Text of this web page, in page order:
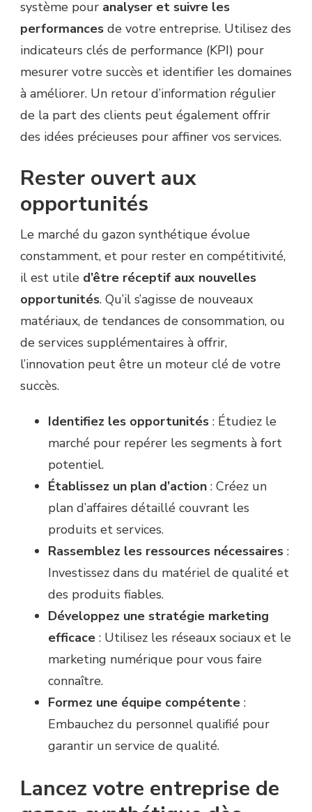
système pour analyser et suivre les
performances de votre entreprise. Utilisez des
indicateurs clés de performance (KPI) pour
mesurer votre succès et identifier les domaines
à améliorer. Un retour d’information régulier
de la part des clients peut également offrir
des idées précieuses pour affiner vos services.
Rester ouvert aux
opportunités
Le marché du gazon synthétique évolue
constamment, et pour rester en compétitivité,
il est utile d’être réceptif aux nouvelles
opportunités. Qu’il s’agisse de nouveaux
matériaux, de tendances de consommation, ou
de services supplémentaires à offrir,
l’innovation peut être un moteur clé de votre
succès.
Identifiez les opportunités : Étudiez le
marché pour repérer les segments à fort
potentiel.
Établissez un plan d’action : Créez un
plan d’affaires détaillé couvrant les
produits et services.
Rassemblez les ressources nécessaires :
Investissez dans du matériel de qualité et
des produits fiables.
Développez une stratégie marketing
efficace : Utilisez les réseaux sociaux et le
marketing numérique pour vous faire
connaître.
Formez une équipe compétente :
Embauchez du personnel qualifié pour
garantir un service de qualité.
Lancez votre entreprise de